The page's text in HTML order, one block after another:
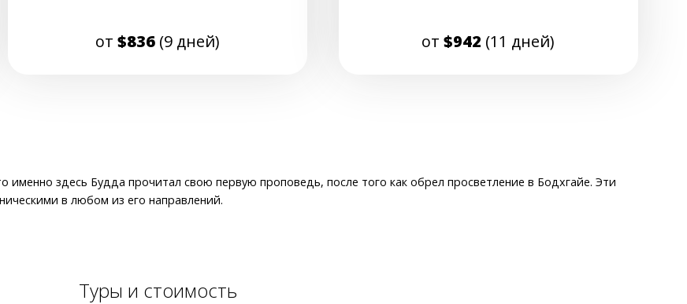
от $836(9 дней) от$942 (11 дней)
именно здесь Будда прочитал свою первую проповедь, после того как обрел просветление в Бодхгайе. Эти
в любом из его направлений.
Туры и стоимость